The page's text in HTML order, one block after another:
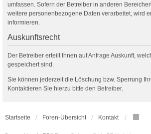
umfassen. Sofern der Betreiber in anderen
weitere personenbezogene Daten verarbeitet, wird
informieren.
Auskunftsrecht
Der Betreiber erteilt Ihnen auf Anfrage Auskunft,
gespeichert sind.
Sie können jederzeit die Löschung bzw. Sperrung
Kontaktieren Sie hierzu bitte den Betreiber.
Startseite Foren-Übersicht Kontakt